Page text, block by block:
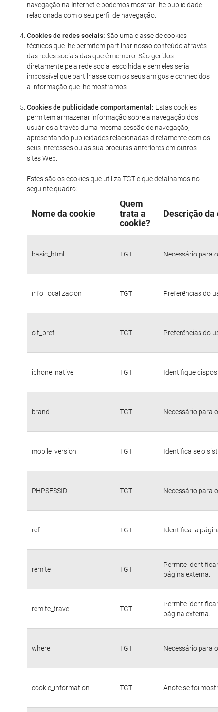
navegação na Internet e podemos mostrar-lhe publicidade
relacionada com o seu perfil de navegação.
Cookies de redes sociais: São uma classe de cookies
técnicos que lhe permitem partilhar nosso conteúdo através
das redes sociais das que é membro. São geridos
diretamente pela rede social escolhida e sem eles seria
impossível que partilhasse com os seus amigos e conhecidos
a informação que lhe mostramos.
Cookies de publicidade comportamental: Estas cookies
permitem armazenar informação sobre a navegação dos
usuários a través duma mesma sessão de navegação,
apresentando publicidades relacionadas diretamente com os
seus interesses ou as sua procuras anteriores em outros
sites Web.
Estes são os cookies que utiliza TGT e que detalhamos no
seguinte quadro:
Nome da cookie
Quem
trata a
cookie?
Descrição da
basic_html TGT Necessário para
info_localizacion TGT Preferências do
olt_pref TGT Preferências do
iphone_native TGT Identifique
brand TGT Necessário para
mobile_version TGT Identifica se o
PHPSESSID TGT Necessário para
ref TGT Identifica la
remite TGT
Permite
página externa.
remite_travel TGT
Permite
página externa.
where TGT Necessário para
cookie_information TGT Anote se foi